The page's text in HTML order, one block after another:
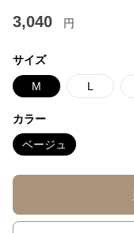
3,040 円
サイズ
M L
カラー
ベージュ